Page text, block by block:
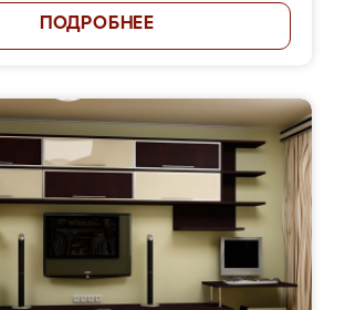
ПОДРОБНЕЕ